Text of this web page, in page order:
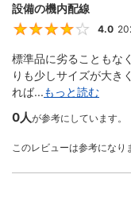
設備の機内配線
4.0
標準品に劣ることもな
りも少しサイズが大き
れば...もっと読む
0人が参考にしています。
このレビューは参考になり